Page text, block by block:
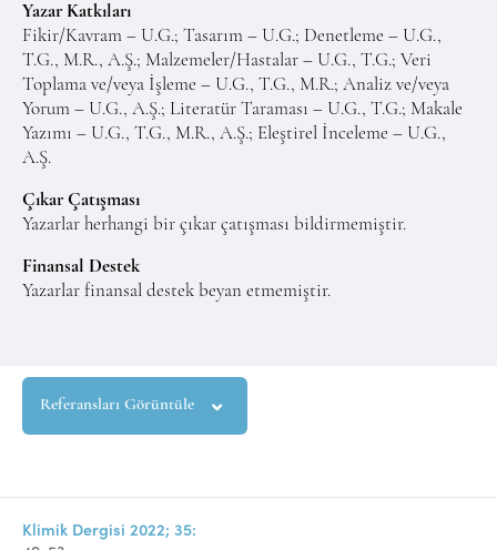
Yazar Katkıları
Fikir/Kavram – U.G.; Tasarım – U.G.; Denetleme – U.G.,
T.G., M.R., A.Ş.; Malzemeler/Hastalar – U.G., T.G.; Veri
Toplama ve/veya İşleme – U.G., T.G., M.R.; Analiz ve/veya
Yorum – U.G., A.Ş.; Literatür Taraması – U.G., T.G.; Makale
Yazımı – U.G., T.G., M.R., A.Ş.; Eleştirel İnceleme – U.G.,
A.Ş.
Çıkar Çatışması
Yazarlar herhangi bir çıkar çatışması bildirmemiştir.
Finansal Destek
Yazarlar finansal destek beyan etmemiştir.
Referansları Görüntüle
Klimik Dergisi 2022; 35: